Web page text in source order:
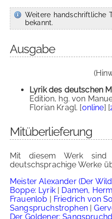
Weitere handschriftliche
bekannt.
Ausgabe
Lyrik des deutschen
Edition, hg. von
Florian Kragl. [online] [
Mitüberlieferung
Mit diesem Werk sind
deutschsprachige Werke
Meister Alexander (Der
Boppe: Lyrik| Damen,
Frauenlob | Friedrich von
Sangspruchstrophen|
Der Goldener: